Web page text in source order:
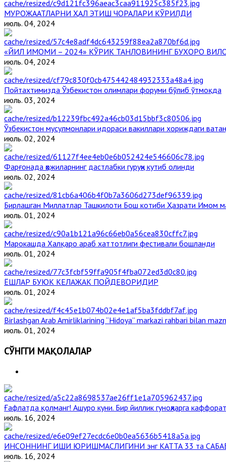
МУРОЖААТЛАРНИ ҲАЛ ЭТИШ ЧОРАЛАРИ КЎРИЛДИ
июль. 04, 2024
«ЙИЛ ИМОМИ – 2024» КЎРИК ТАНЛОВИНИНГ БУХОРО
июль. 04, 2024
Пойтахтимизда Ўзбекистон олимлари форуми бўлиб ўтмоқда
июль. 03, 2024
Ўзбекистон мусулмонлари идораси вакиллари хориждаги
июль. 02, 2024
Фарғонада ҳожиларнинг дастлабки гуруҳи кутиб олинди
июль. 02, 2024
Бирлашган Миллатлар Ташкилоти Бош котиби Ҳазрати Имом
июль. 01, 2024
Марокашда Халқаро араб хаттотлиги фестивали бошланди
июль. 01, 2024
ЁШЛАР БУЮК КЕЛАЖАК ПОЙДЕВОРИДИР
июль. 01, 2024
Birlashgan Arab Amirliklarining “Hidoya” markazi rahbari bilan
июль. 01, 2024
СЎНГГИ МАҚОЛАЛАР
Ғафлатда қолманг! Ашуро куни. Бир йиллик гуноҳларга
июль. 16, 2024
ИНСОННИНГ ИШИ ЮРИШМАСЛИГИНИ энг КАТТА 33 та
июль. 16, 2024